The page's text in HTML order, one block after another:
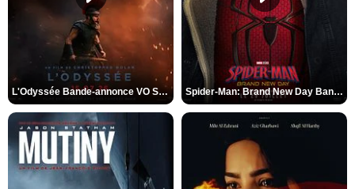
L'Odyssée Bande-annonce VO STFR Spider-Man: Brand New Day Bande-annonce VO STFR